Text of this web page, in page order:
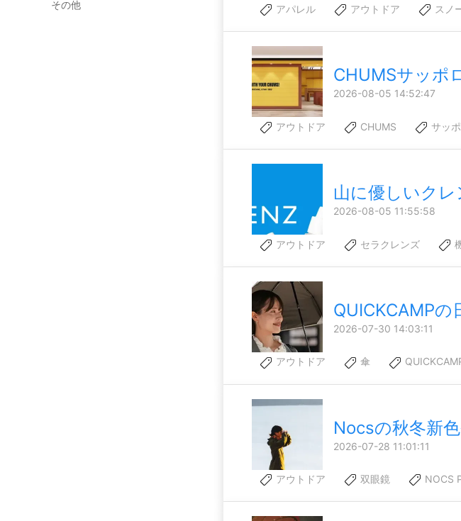
その他 アパレル アウトドア スノ
CHUMSサッポ
2026-08-05 14:52:47
アウトドア CHUMS サッ
山に優しいク
2026-08-05 11:55:58
アウトドア セラクレンズ
QUICKCAMPの
2026-07-30 14:03:11
アウトドア 傘
Nocsの秋冬新
2026-07-28 11:01:11
アウトドア 双眼鏡 NOCS